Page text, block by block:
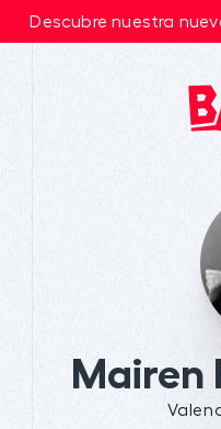
Descubre nuestra
Mairen